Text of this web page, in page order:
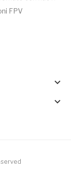
FPV
keyboard_arrow_down
keyboard_arrow_down